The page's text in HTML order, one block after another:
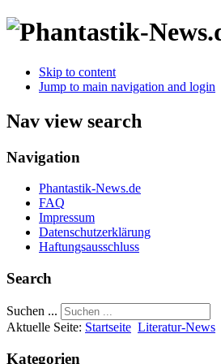
Skip to content
Jump to main navigation and login
Nav view search
Navigation
Phantastik-News.de
FAQ
Impressum
Datenschutzerklärung
Haftungsausschluss
Search
Suchen ...
Aktuelle Seite: Startseite Literatur-News
Kategorien